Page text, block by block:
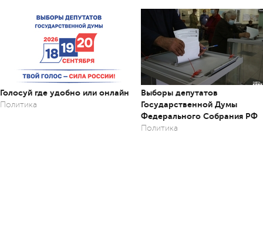
Голосуй где удобно или онлайн
Политика
Выборы депутатов
Государственной Думы
Федерального Собрания РФ
Политика